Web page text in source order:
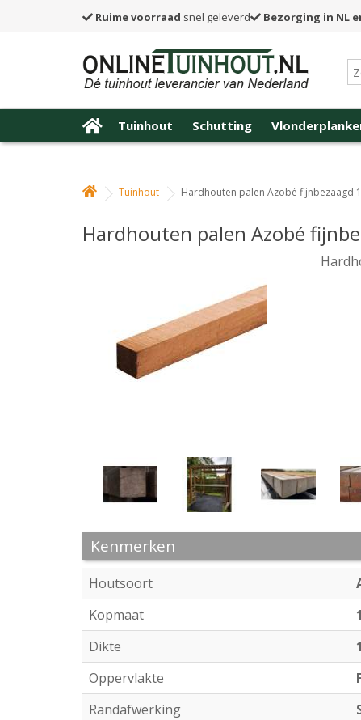
Ruime voorraad snel geleverd Bezorging in NL
Tuinhout Schutting
Tuinhout Hardhouten palen Azobé fijnbezaagd
Hardhouten palen Azobé
Kenmerken
Houtsoort
Kopmaat
Dikte
Oppervlakte
Randafwerking